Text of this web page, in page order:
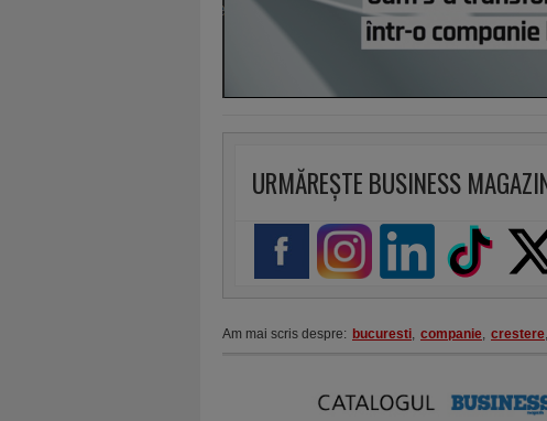
URMĂREȘTE BUSINESS
Am mai scris despre: bucuresti, companie, crestere,